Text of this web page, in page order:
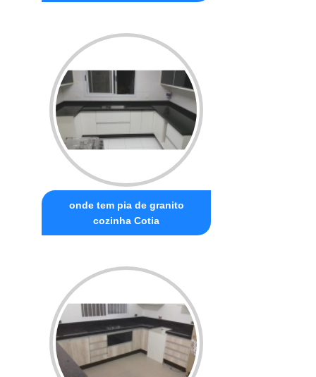
onde tem pia de granito
cozinha Cotia